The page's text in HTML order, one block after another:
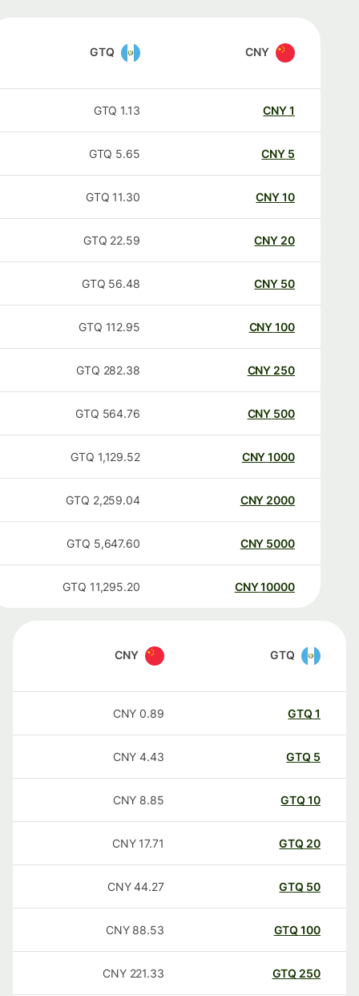
CNY
GTQ
CNY
1.13
GTQ
CNY
5.65
GTQ
CNY
11.30
GTQ
20
CNY
22.59
GTQ
50
CNY
56.48
GTQ
100
CNY
112.95
GTQ
250
CNY
282.38
GTQ
500
CNY
564.76
GTQ
1000
CNY
1,129.52
GTQ
2000
CNY
2,259.04
GTQ
5000
CNY
5,647.60
GTQ
10000
CNY
11,295.20
GTQ
GTQ
CNY
GTQ
0.89
CNY
GTQ
4.43
CNY
GTQ
8.85
CNY
20
GTQ
17.71
CNY
50
GTQ
44.27
CNY
100
GTQ
88.53
CNY
250
GTQ
221.33
CNY